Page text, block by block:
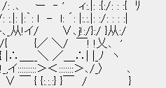
ィ:.|: :{:/: : :{ ﾘ 今まで
l - l: ´: |:.:.|: :/: : : :|
j!:/}:/ }从:/ 大自然の
/ ￣! !乂､ '
∴| |_ﾉ ヽ 聞くこと
:::::::＞､/_〉 ､
}￣ / }